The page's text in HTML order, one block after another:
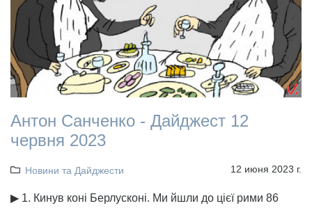
Антон Санченко - Дайджест 12
червня 2023
Новини та Дайджести 12 июня 2023 г.
▶ 1. Кинув коні Берлусконі. Ми йшли до цієї рими 86